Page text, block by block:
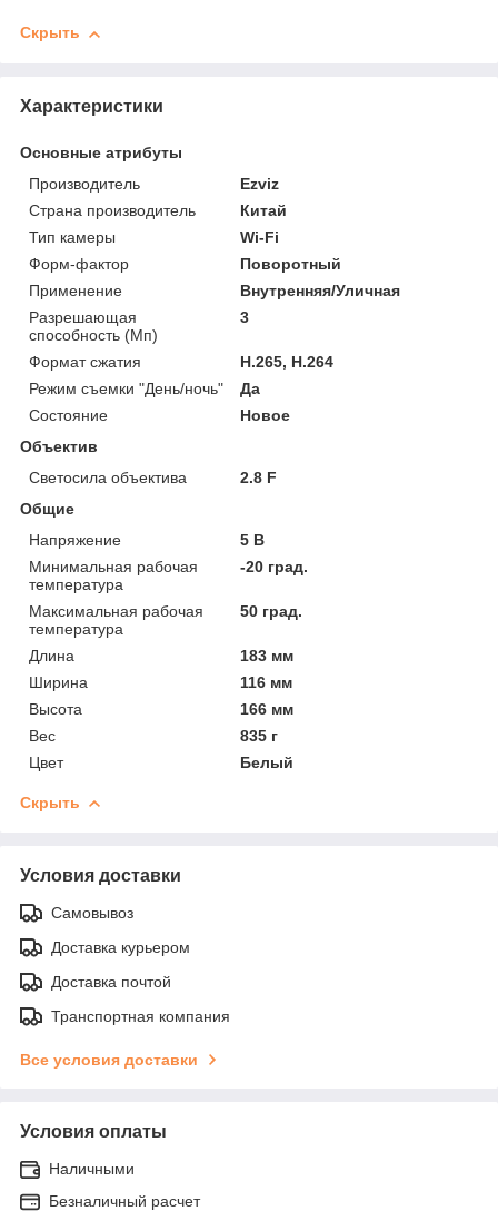
Скрыть
Характеристики
Основные атрибуты
Производитель
Ezviz
Страна производитель
Китай
Тип камеры
Wi-Fi
Форм-фактор
Поворотный
Применение
Внутренняя/Уличная
Разрешающая
способность (Мп)
3
Формат сжатия
H.265, H.264
Режим съемки "День/ночь"
Да
Состояние
Новое
Объектив
Светосила объектива
2.8 F
Общие
Напряжение
5 В
Минимальная рабочая
температура
-20 град.
Максимальная рабочая
температура
50 град.
Длина
183 мм
Ширина
116 мм
Высота
166 мм
Вес
835 г
Цвет
Белый
Скрыть
Условия доставки
Самовывоз
Доставка курьером
Доставка почтой
Транспортная компания
Все условия доставки
Условия оплаты
Наличными
Безналичный расчет